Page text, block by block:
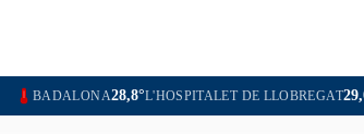
28,8°L'HOSPITALET DE LLOBREGAT29,0°SANTA